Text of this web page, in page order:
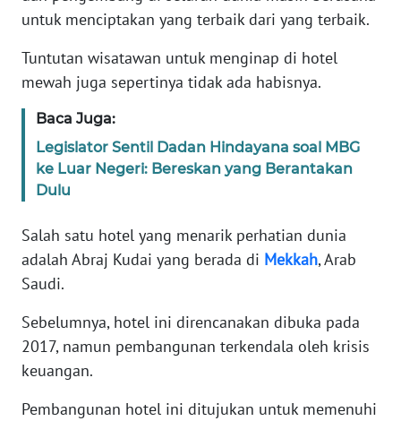
untuk menciptakan yang terbaik dari yang terbaik.
Tuntutan wisatawan untuk menginap di hotel
mewah juga sepertinya tidak ada habisnya.
Baca Juga:
Legislator Sentil Dadan Hindayana soal MBG
ke Luar Negeri: Bereskan yang Berantakan
Dulu
Salah satu hotel yang menarik perhatian dunia
adalah Abraj Kudai yang berada di Mekkah, Arab
Saudi.
Sebelumnya, hotel ini direncanakan dibuka pada
2017, namun pembangunan terkendala oleh krisis
keuangan.
Pembangunan hotel ini ditujukan untuk memenuhi
BERITA
KAMI
INFO
IKLAN
TENTANG
KAMI
MEDIA
SIBER